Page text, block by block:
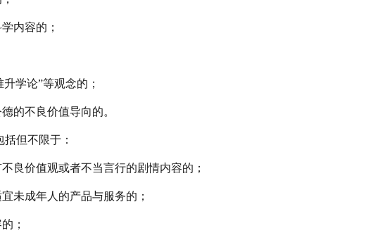
内容的；
升学论”等观念的；
的不良价值导向的。
但不限于：
良价值观或者不当言行的剧情内容的；
未成年人的产品与服务的；
；